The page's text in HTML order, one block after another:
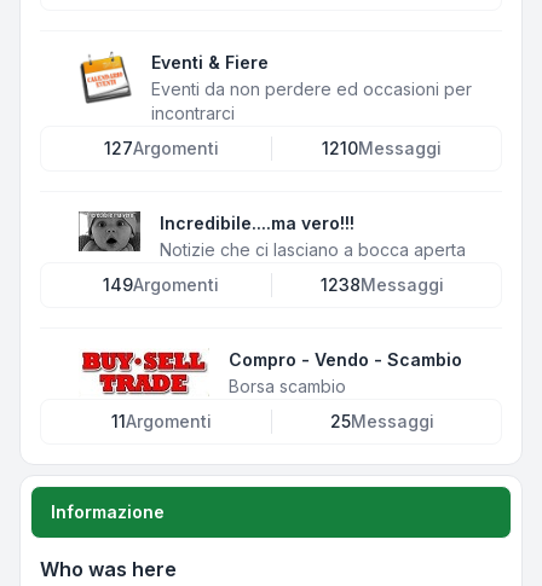
Eventi & Fiere
Eventi da non perdere ed occasioni per
incontrarci
127Argomenti 1210Messaggi
Incredibile....ma vero!!!
Notizie che ci lasciano a bocca aperta
149Argomenti 1238Messaggi
Compro - Vendo - Scambio
Borsa scambio
11Argomenti 25Messaggi
Informazione
Who was here